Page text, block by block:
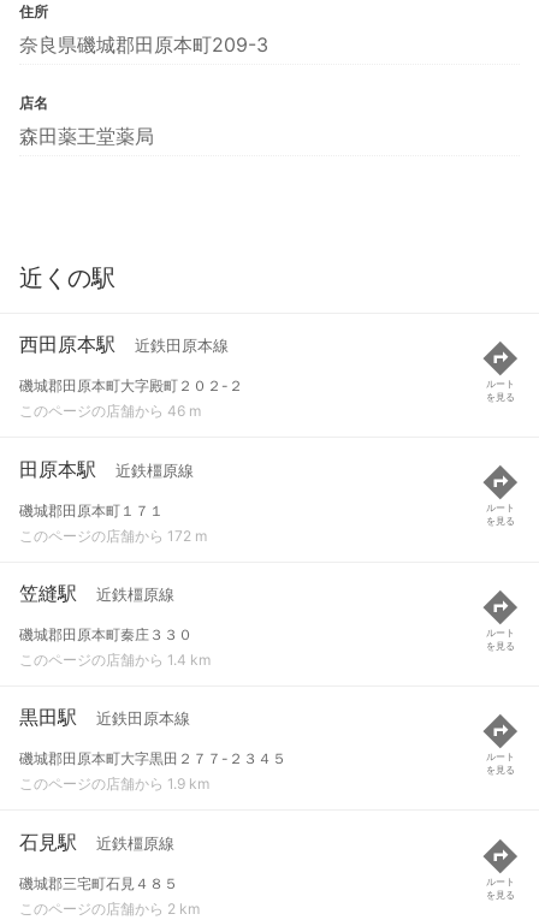
住所
奈良県磯城郡田原本町209-3
店名
森田薬王堂薬局
近くの駅
西田原本駅 近鉄田原本線
磯城郡田原本町大字殿町２０２-２
このページの店舗から 46 m
ルート
を見る
田原本駅 近鉄橿原線
磯城郡田原本町１７１
このページの店舗から 172 m
ルート
を見る
笠縫駅 近鉄橿原線
磯城郡田原本町秦庄３３０
このページの店舗から 1.4 km
ルート
を見る
黒田駅 近鉄田原本線
磯城郡田原本町大字黒田２７７-２３４５
このページの店舗から 1.9 km
ルート
を見る
石見駅 近鉄橿原線
磯城郡三宅町石見４８５
このページの店舗から 2 km
ルート
を見る